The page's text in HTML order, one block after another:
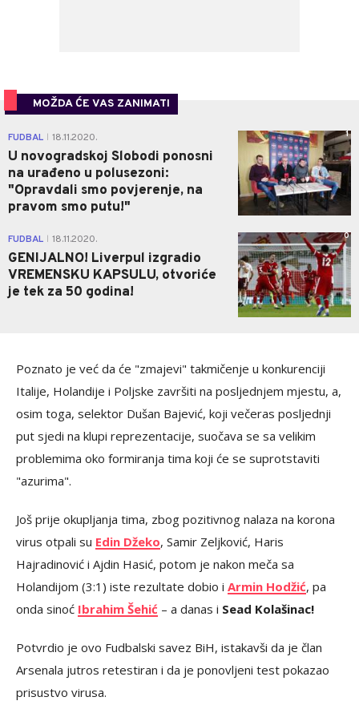
MOŽDA ĆE VAS ZANIMATI
FUDBAL 18.11.2020.
U novogradskoj Slobodi ponosni
na urađeno u polusezoni:
"Opravdali smo povjerenje, na
pravom smo putu!"
1
FUDBAL 18.11.2020.
GENIJALNO! Liverpul izgradio
VREMENSKU KAPSULU, otvoriće
je tek za 50 godina!
0
Poznato je već da će "zmajevi" takmičenje u konkurenciji
Italije, Holandije i Poljske završiti na posljednjem mjestu, a,
osim toga, selektor Dušan Bajević, koji večeras posljednji
put sjedi na klupi reprezentacije, suočava se sa velikim
problemima oko formiranja tima koji će se suprotstaviti
"azurima".
Još prije okupljanja tima, zbog pozitivnog nalaza na korona
virus otpali su Edin Džeko, Samir Zeljković, Haris
Hajradinović i Ajdin Hasić, potom je nakon meča sa
Holandijom (3:1) iste rezultate dobio i Armin Hodžić, pa
onda sinoć Ibrahim Šehić – a danas i Sead Kolašinac!
Potvrdio je ovo Fudbalski savez BiH, istakavši da je član
Arsenala jutros retestiran i da je ponovljeni test pokazao
prisustvo virusa.